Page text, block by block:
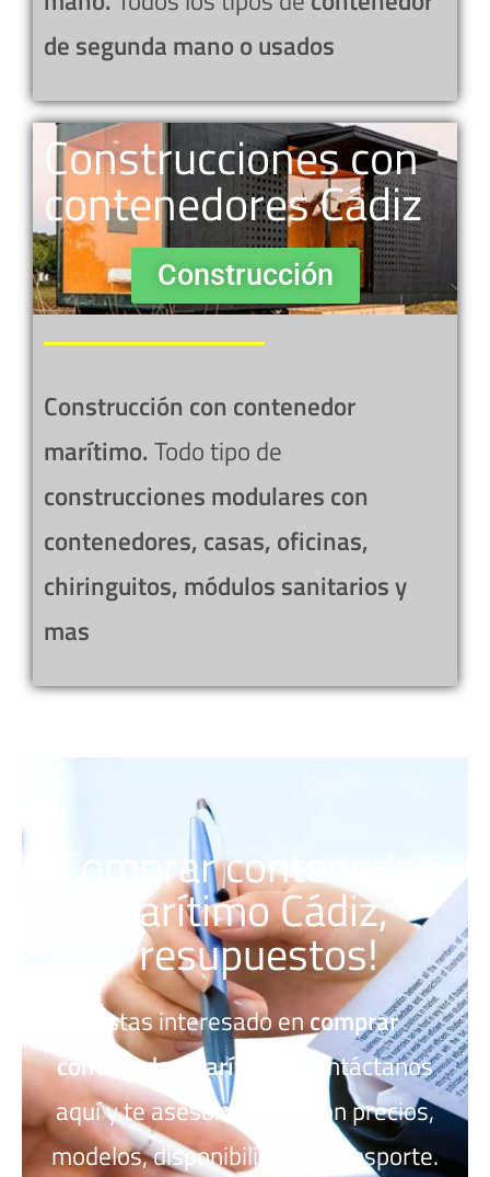
de segunda mano o usados
Construcciones con
contenedores Cádiz
Construcción
Construcción con contenedor
marítimo. Todo tipo de
construcciones modulares con
contenedores, casas, oficinas,
chiringuitos, módulos sanitarios y
mas
Comprar contenedor
marítimo Cádiz,
Presupuestos!
Estas interesado encomprar
contenedor marítimo
? Contáctanos
aquí y te asesoraremos con precios,
modelos, disponibilidad y transporte.